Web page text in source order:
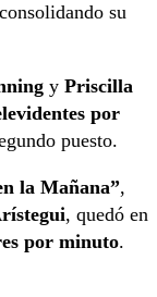
su
y Priscilla
por
puesto.
la Mañana”,
, quedó en
por minuto.